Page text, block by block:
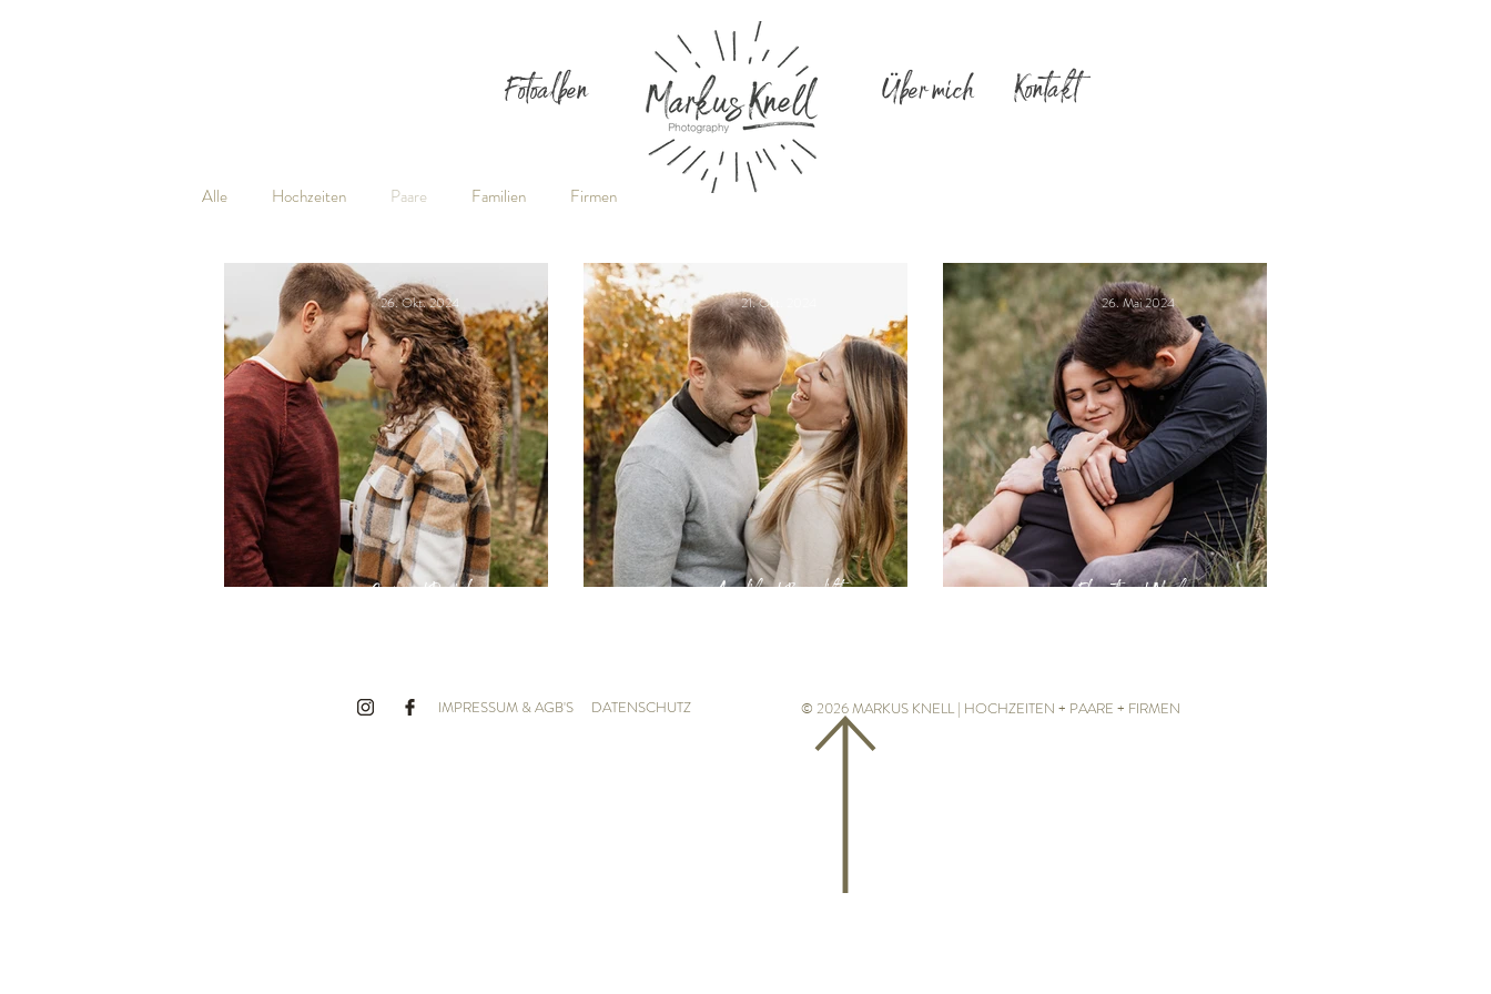
Alle Hochzeiten Paare Familien Firmen
Carmen & Daniel
26. Okt. 2024
Angelika & Benedikt
21. Okt. 2024
Florentina & Markus
26. Mai 2024
Kontakt
Über mich
Fotoalben
IMPRESSUM & AGB'S DATENSCHUTZ © 2026 MARKUS KNELL | HOCHZEITEN + PAARE + FIRMEN